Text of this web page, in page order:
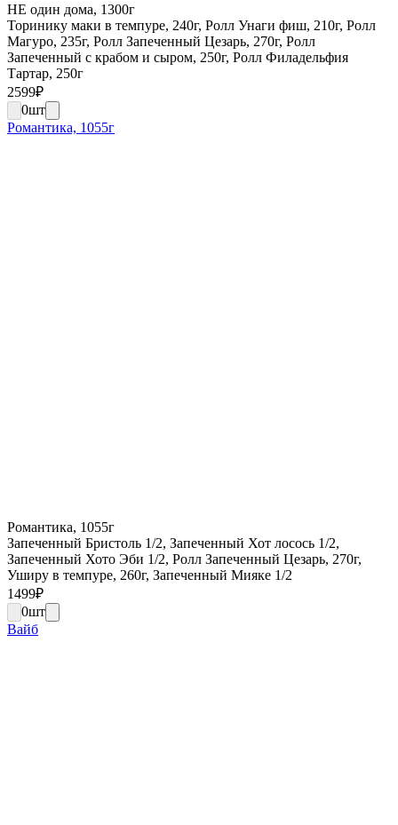
НЕ один дома, 1300г
Торинику маки в темпуре, 240г, Ролл Унаги фиш, 210г, Ролл
Магуро, 235г, Ролл Запеченный Цезарь, 270г, Ролл
Запеченный с крабом и сыром, 250г, Ролл Филадельфия
Тартар, 250г
2599₽
0шт
Романтика, 1055г
Романтика, 1055г
Запеченный Бристоль 1/2, Запеченный Хот лосось 1/2,
Запеченный Хото Эби 1/2, Ролл Запеченный Цезарь, 270г,
Уширу в темпуре, 260г, Запеченный Мияке 1/2
1499₽
0шт
Вайб